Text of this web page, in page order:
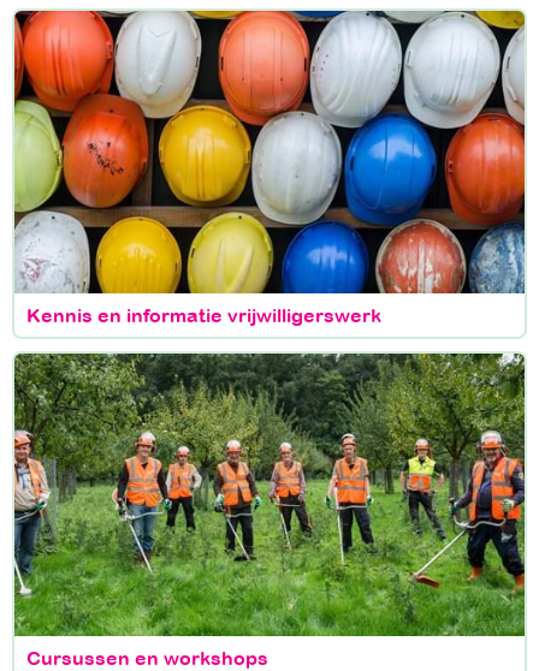
Kennis en informatie vrijwilligerswerk
Cursussen en workshops